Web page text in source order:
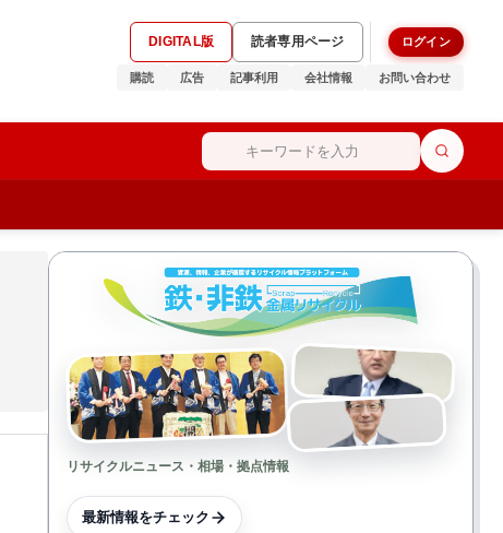
DIGITAL版 読者専用ページ ログイン
購読 広告 記事利用 会社情報 お問い合わせ
リサイクルニュース・相場・拠点情報
最新情報をチェック